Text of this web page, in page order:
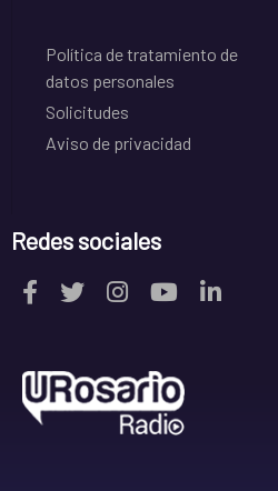
Política de tratamiento de
datos personales
Solicitudes
Aviso de privacidad
Redes sociales